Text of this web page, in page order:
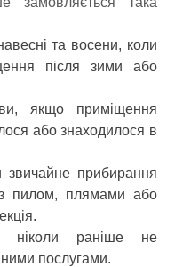
та восени, коли
після зими або
якщо приміщення
або знаходилося в
звичайне прибирання
з пилом, плямами або
раніше не
послугами.